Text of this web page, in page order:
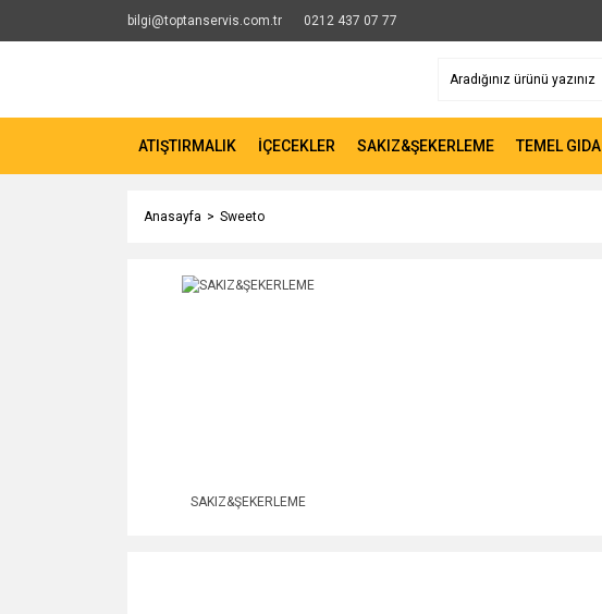
bilgi@toptanservis.com.tr 0212 437 07 77
ATIŞTIRMALIK İÇECEKLER SAKIZ&ŞEKERLEME TEMEL GIDA
Anasayfa Sweeto
SAKIZ&ŞEKERLEME